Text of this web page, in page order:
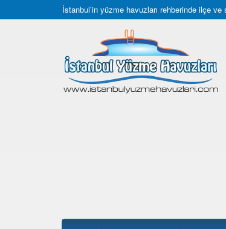
İstanbul’in yüzme havuzları rehberinde ilçe